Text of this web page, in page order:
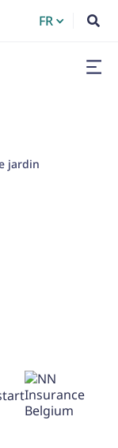
FR 
jardin